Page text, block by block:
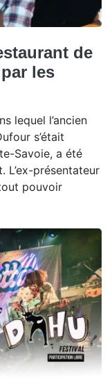
de
les
lequel l’ancien
s’était
Savoie, a été
L’ex-présentateur
pouvoir